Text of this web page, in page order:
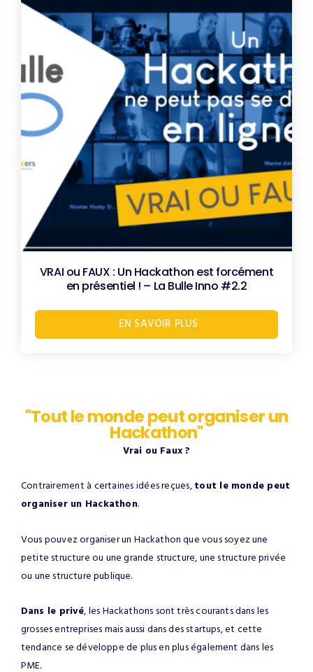
VRAI ou FAUX : Un Hackathon est forcément
en présentiel ! – La Bulle Inno #2.2
EN SAVOIR PLUS
"Tout le monde peut organiser un
Hackathon"
Vrai ou Faux ?
Contrairement à certaines idées reçues,tout le monde peut
organiser un Hackathon.
Vous pouvez organiser un Hackathon que vous soyez une
petite structure ou une grande structure, une structure privée
ou une structure publique.
Dans le privé, les Hackathons sont très courants dans les
grosses entreprises mais aussi dans des startups, et cette
tendance se développe de plus en plus également dans les
PME.